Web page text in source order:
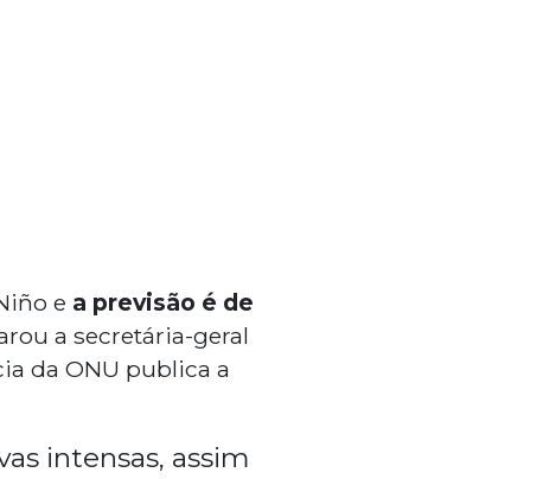
e a previsão é de
a secretária-geral
da ONU publica a
intensas, assim